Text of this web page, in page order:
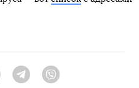
Twitter Telegram